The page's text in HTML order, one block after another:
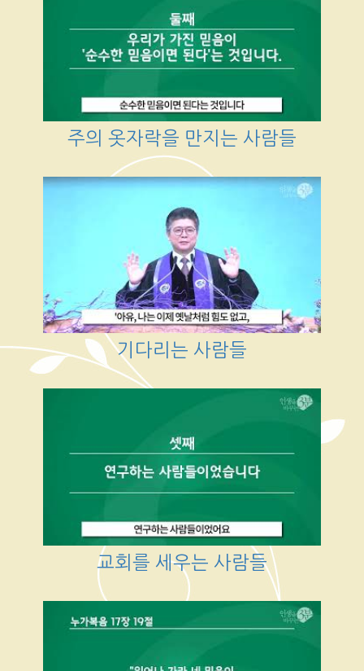
주의 옷자락을 만지는 사람들
기다리는 사람들
교회를 세우는 사람들